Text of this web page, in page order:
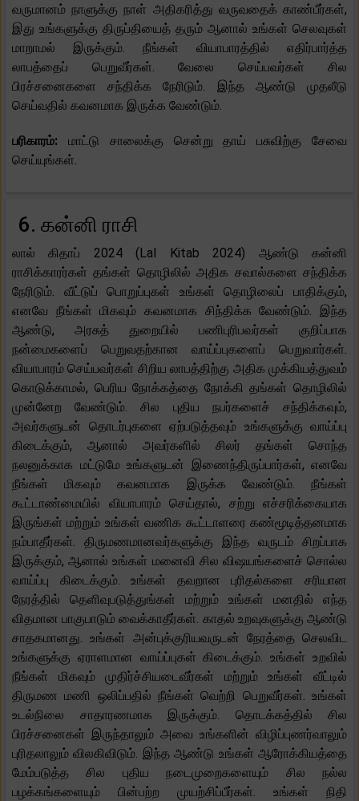
வருமானம் நாளுக்கு நாள் அதிகரித்து வருவதைக் காண்பீர்கள்,
இது உங்களுக்கு திருப்தியைத் தரும் ஆனால் உங்கள் செலவுகள்
மாறாமல் இருக்கும். நீங்கள் வியாபாரத்தில் எதிர்பார்த்த
லாபத்தைப் பெறுவீர்கள். வேலை செய்பவர்கள் சில
பிரச்சனைகளை சந்திக்க நேரிடும். இந்த ஆண்டு முதலீடு
செய்வதில் கவனமாக இருக்க வேண்டும்.
பரிகாரம்: மாட்டு சாலைக்கு சென்று தாய் பசுவிற்கு சேவை
செய்யுங்கள்.
6. கன்னி ராசி
லால் கிதாப் 2024 (Lal Kitab 2024) ஆண்டு கன்னி
ராசிக்காரர்கள் தங்கள் தொழிலில் அதிக சவால்களை சந்திக்க
நேரிடும். வீட்டுப் பொறுப்புகள் உங்கள் தொழிலைப் பாதிக்கும்,
எனவே நீங்கள் மிகவும் கவனமாக சிந்திக்க வேண்டும். இந்த
ஆண்டு, அரசுத் துறையில் பணிபுரிபவர்கள் குறிப்பாக
நன்மைகளைப் பெறுவதற்கான வாய்ப்புகளைப் பெறுவார்கள்.
வியாபாரம் செய்பவர்கள் சிறிய லாபத்திற்கு அதிக முக்கியத்துவம்
கொடுக்காமல், பெரிய நோக்கத்தை நோக்கி தங்கள் தொழிலில்
முன்னேற வேண்டும். சில புதிய நபர்களைச் சந்திக்கவும்,
அவர்களுடன் தொடர்புகளை ஏற்படுத்தவும் உங்களுக்கு வாய்ப்பு
கிடைக்கும், ஆனால் அவர்களில் சிலர் தங்கள் சொந்த
நலனுக்காக மட்டுமே உங்களுடன் இணைந்திருப்பார்கள், எனவே
நீங்கள் மிகவும் கவனமாக இருக்க வேண்டும். நீங்கள்
கூட்டாண்மையில் வியாபாரம் செய்தால், சற்று எச்சரிக்கையாக
இருங்கள் மற்றும் உங்கள் வணிக கூட்டாளரை கண்மூடித்தனமாக
நம்பாதீர்கள். திருமணமானவர்களுக்கு இந்த வருடம் சிறப்பாக
இருக்கும், ஆனால் உங்கள் மனைவி சில விஷயங்களைச் சொல்ல
வாய்ப்பு கிடைக்கும். உங்கள் தவறான புரிதல்களை சரியான
நேரத்தில் தெளிவுபடுத்துங்கள் மற்றும் உங்கள் மனதில் எந்த
விதமான பாகுபாடும் வைக்காதீர்கள். காதல் உறவுகளுக்கு ஆண்டு
சாதகமானது. உங்கள் அன்புக்குரியவருடன் நேரத்தை செலவிட
உங்களுக்கு ஏராளமான வாய்ப்புகள் கிடைக்கும். உங்கள் உறவில்
நீங்கள் மிகவும் முதிர்ச்சியடைவீர்கள் மற்றும் உங்கள் வீட்டில்
திருமண மணி ஒலிப்பதில் நீங்கள் வெற்றி பெறுவீர்கள். உங்கள்
உடல்நிலை சாதாரணமாக இருக்கும். தொடக்கத்தில் சில
பிரச்சனைகள் இருந்தாலும் அவை உங்களின் விழிப்புணர்வாலும்
புரிதலாலும் விலகிவிடும். இந்த ஆண்டு உங்கள் ஆரோக்கியத்தை
மேம்படுத்த சில புதிய நடைமுறைகளையும் சில நல்ல
பழக்கங்களையும் பின்பற்ற முயற்சிப்பீர்கள். உங்கள் நிதி